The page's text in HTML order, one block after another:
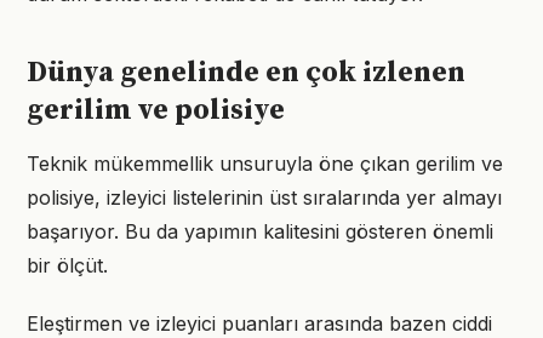
Dünya genelinde en çok izlenen
gerilim ve polisiye
Teknik mükemmellik unsuruyla öne çıkan gerilim ve
polisiye, izleyici listelerinin üst sıralarında yer almayı
başarıyor. Bu da yapımın kalitesini gösteren önemli
bir ölçüt.
Eleştirmen ve izleyici puanları arasında bazen ciddi